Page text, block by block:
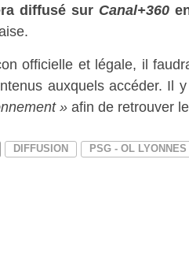
diffusé surCanal+360
officielle et légale, il
auxquels accéder. Il
» afin de retrouver
DIFFUSION PSG - OL LYONNES